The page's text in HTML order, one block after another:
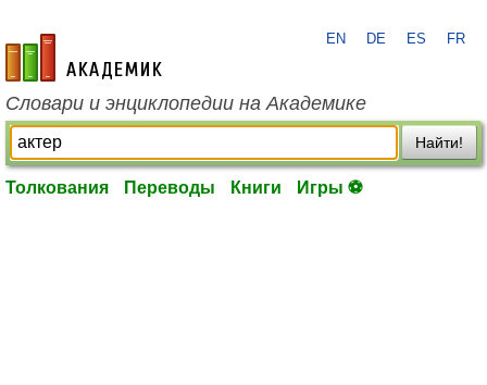
academic.ru
EN DE ES FR
Словари и энциклопедии на Академике
Найти!
Толкования Переводы Книги Игры ⚽